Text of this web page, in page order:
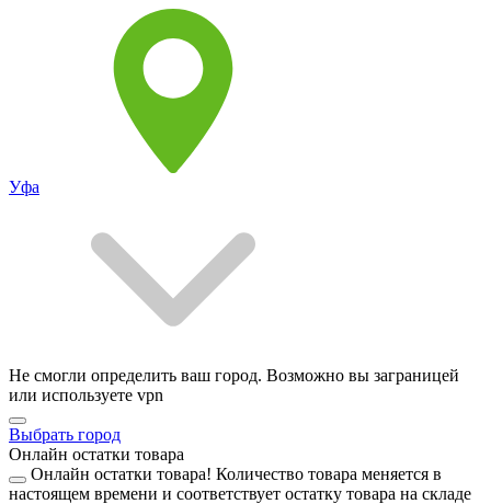
Уфа
Не смогли определить ваш город. Возможно вы заграницей
или используете vpn
Выбрать город
Онлайн остатки товара
Онлайн остатки товара! Количество товара меняется в
настоящем времени и соответствует остатку товара на складе